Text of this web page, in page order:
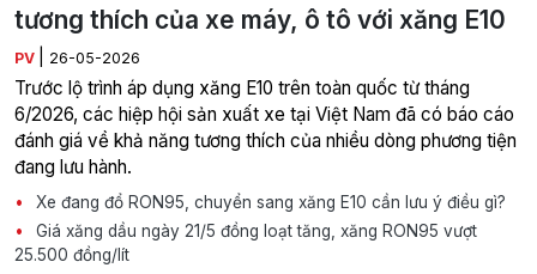
tương thích của xe máy, ô tô với xăng E10
PV 26-05-2026
Trước lộ trình áp dụng xăng E10 trên toàn quốc từ tháng
6/2026, các hiệp hội sản xuất xe tại Việt Nam đã có báo cáo
đánh giá về khả năng tương thích của nhiều dòng phương tiện
đang lưu hành.
Xe đang đổ RON95, chuyển sang xăng E10 cần lưu ý điều gì?
Giá xăng dầu ngày 21/5 đồng loạt tăng, xăng RON95 vượt
25.500 đồng/lít